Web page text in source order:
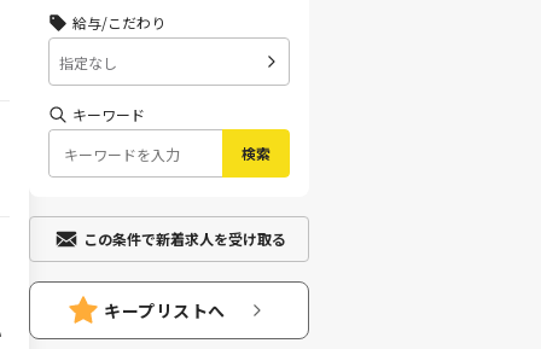
給与/こだわり
指定なし
キーワード
検索
この条件で新着求人を受け取る
キープリストへ